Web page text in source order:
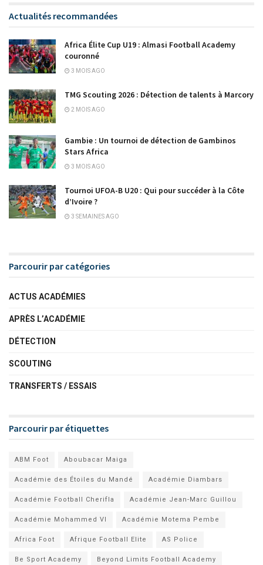
Actualités recommandées
Africa Élite Cup U19 : Almasi Football Academy
couronné
3 MOIS AGO
TMG Scouting 2026 : Détection de talents à Marcory
2 MOIS AGO
Gambie : Un tournoi de détection de Gambinos
Stars Africa
3 MOIS AGO
Tournoi UFOA-B U20 : Qui pour succéder à la Côte
d’Ivoire ?
3 SEMAINES AGO
Parcourir par catégories
ACTUS ACADÉMIES
APRÈS L’ACADÉMIE
DÉTECTION
SCOUTING
TRANSFERTS / ESSAIS
Parcourir par étiquettes
ABM Foot Aboubacar Maiga
Académie des Étoiles du Mandé Académie Diambars
Académie Football Cherifla Académie Jean-Marc Guillou
Académie Mohammed VI Académie Motema Pembe
Africa Foot Afrique Football Elite AS Police
Be Sport Academy Beyond Limits Football Academy